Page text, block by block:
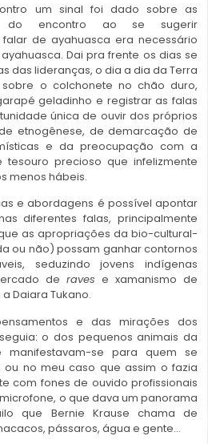
um sinal foi dado sobre as
do encontro ao se sugerir
de ayahuasca era necessário
Dai pra frente os dias se
das lideranças, o dia a dia da Terra
o colchonete no chão duro,
geladinho e registrar as falas
única de ouvir dos próprios
etnogênese, de demarcação de
e da preocupação com a
precioso que infelizmente
menos hábeis.
e abordagens é possível apontar
diferentes falas, principalmente
as apropriações da bio-cultural-
ou não) possam ganhar contornos
seduzindo jovens indígenas
de raves e xamanismo de
Daiara Tukano.
e das mirações dos
o dos pequenos animais da
manifestavam-se para quem se
no meu caso que assim o fazia
com fones de ouvido profissionais
o que dava um panorama
que Bernie Krause chama de
pássaros, água e gente…